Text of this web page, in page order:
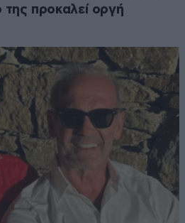
προκαλεί οργή